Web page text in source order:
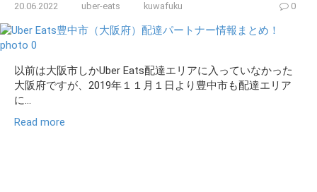
20.06.2022 uber-eats kuwafuku 0
以前は大阪市しかUber Eats配達エリアに入っていなかった
大阪府ですが、2019年１１月１日より豊中市も配達エリア
に...
Read more